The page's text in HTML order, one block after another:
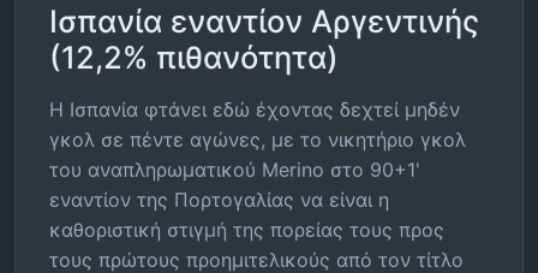
Ισπανία εναντίον Αργεντινής
(12,2% πιθανότητα)
Η Ισπανία φτάνει εδώ έχοντας δεχτεί μηδέν
γκολ σε πέντε αγώνες, με το νικητήριο γκολ
του αναπληρωματικού Merino στο 90+1'
εναντίον της Πορτογαλίας να είναι η
καθοριστική στιγμή της πορείας τους προς
τους πρώτους προημιτελικούς από τον τίτλο